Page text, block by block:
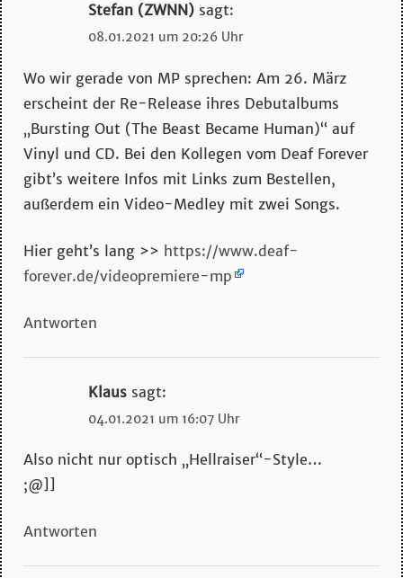
Stefan (ZWNN) sagt:
08.01.2021 um 20:26 Uhr
Wo wir gerade von MP sprechen: Am 26. März
erscheint der Re-Release ihres Debutalbums
„Bursting Out (The Beast Became Human)“ auf
Vinyl und CD. Bei den Kollegen vom Deaf Forever
gibt’s weitere Infos mit Links zum Bestellen,
außerdem ein Video-Medley mit zwei Songs.
Hier geht’s lang >> https://www.deaf-
forever.de/videopremiere-mp
Antworten
Klaus sagt:
04.01.2021 um 16:07 Uhr
Also nicht nur optisch „Hellraiser“-Style…
;@]]
Antworten